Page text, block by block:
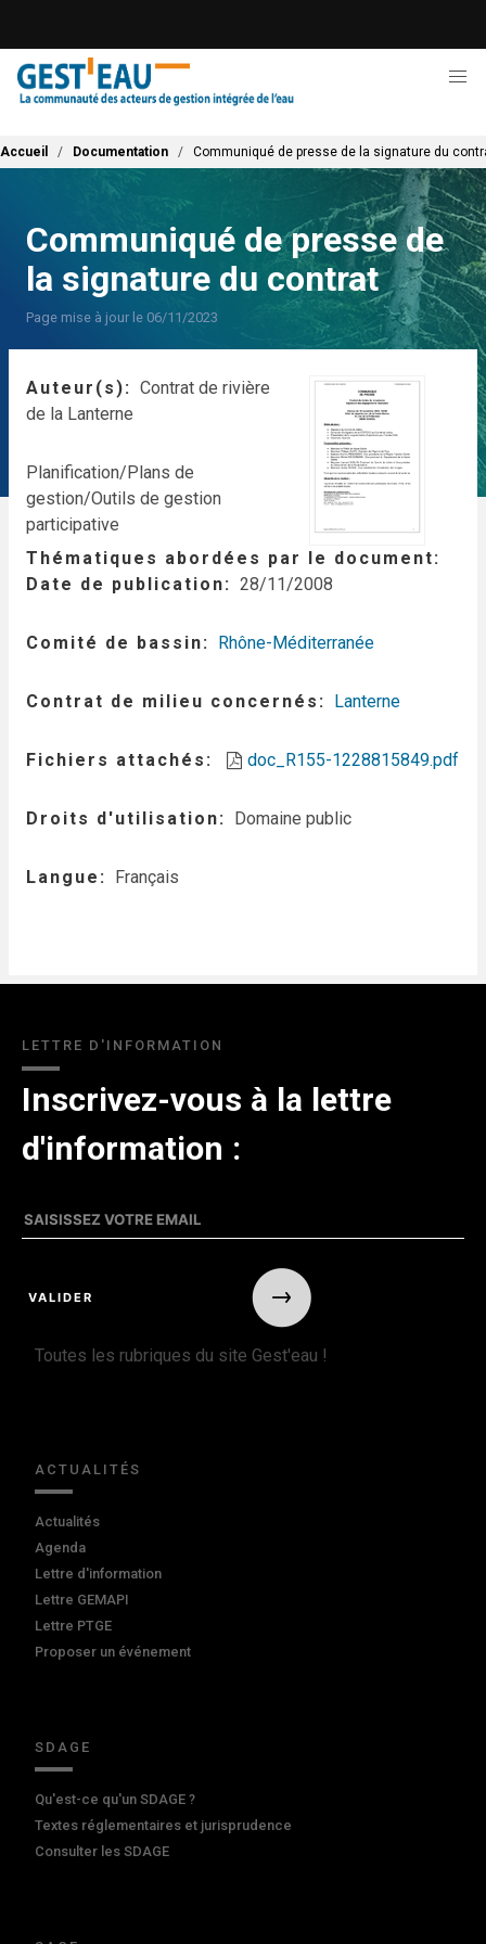
contenu
principal
Fil d'Ariane
Accueil Documentation Communiqué de presse de la signature du
Communiqué de presse de
la signature du contrat
Page mise à jour le 06/11/2023
Auteur(s)
Contrat de rivière
de la Lanterne
Thématiques abordées par le document
Planification/Plans de
gestion/Outils de gestion
participative
Date de publication 28/11/2008
Comité de bassin Rhône-Méditerranée
Contrat de milieu concernés Lanterne
Fichiers attachés doc_R155-1228815849.pdf
Droits d'utilisation Domaine public
Langue Français
LETTRE D'INFORMATION
Inscrivez-vous à la lettre
d'information :
Toutes les rubriques du site Gest'eau !
ACTUALITÉS
Actualités
Agenda
Lettre d'information
Lettre GEMAPI
Lettre PTGE
Proposer un événement
SDAGE
Qu'est-ce qu'un SDAGE ?
Textes réglementaires et jurisprudence
Consulter les SDAGE